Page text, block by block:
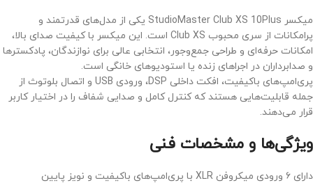
میکسر StudioMaster Club XS 10Plus یکی از مدل‌های قدرتمند و
پرامکانات از سری محبوب Club XS است. این میکسر با کیفیت صدای بالا،
امکانات حرفه‌ای و طراحی جمع‌وجور، انتخابی عالی برای نوازندگان، پادکسترها
و صدابرداران در اجراهای زنده یا استودیوهای خانگی است.
پری‌امپ‌های باکیفیت، افکت داخلی DSP، ورودی USB و اتصال بلوتوث از
جمله قابلیت‌هایی هستند که کنترل کامل و صدایی شفاف را در اختیار کاربر
قرار می‌دهند.
ویژگی‌ها و مشخصات فنی
دارای ۶ ورودی میکروفن XLR با پری‌امپ‌های باکیفیت و نویز پایین